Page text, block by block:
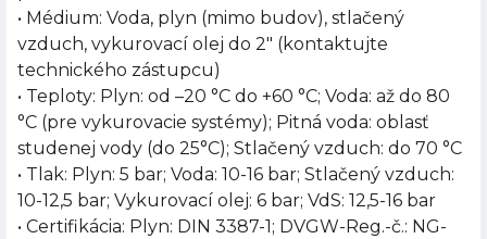
• Médium: Voda, plyn (mimo budov), stlačený
vzduch, vykurovací olej do 2" (kontaktujte
technického zástupcu)
• Teploty: Plyn: od –20 °C do +60 °C; Voda: až do 80
°C (pre vykurovacie systémy); Pitná voda: oblasť
studenej vody (do 25°C); Stlačený vzduch: do 70 °C
• Tlak: Plyn: 5 bar; Voda: 10-16 bar; Stlačený vzduch:
10-12,5 bar; Vykurovací olej: 6 bar; VdS: 12,5-16 bar
• Certifikácia: Plyn: DIN 3387-1; DVGW-Reg.-č.: NG-